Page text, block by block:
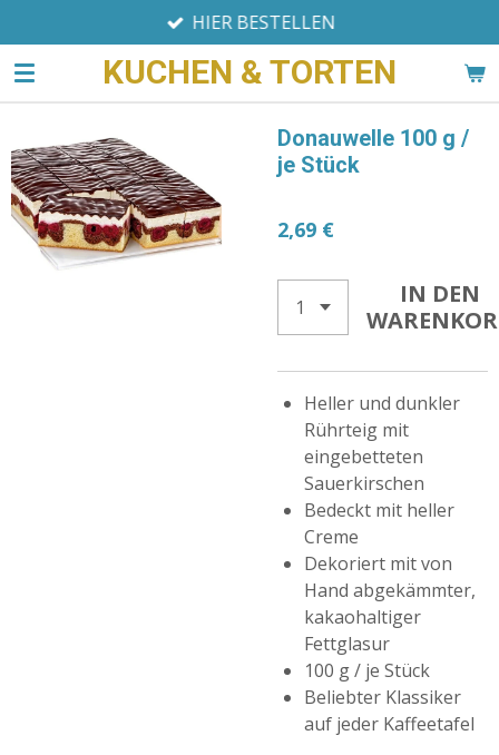
Hauptinhalt
springen
KUCHEN & TORTEN
HIER BESTELLEN
Donauwelle 100 g /
je Stück
2,69 €
IN DEN
Heller und dunkler
Rührteig mit
eingebetteten
Sauerkirschen
Bedeckt mit heller
Creme
Dekoriert mit von
Hand abgekämmter,
kakaohaltiger
Fettglasur
100 g / je Stück
Beliebter Klassiker
auf jeder Kaffeetafel